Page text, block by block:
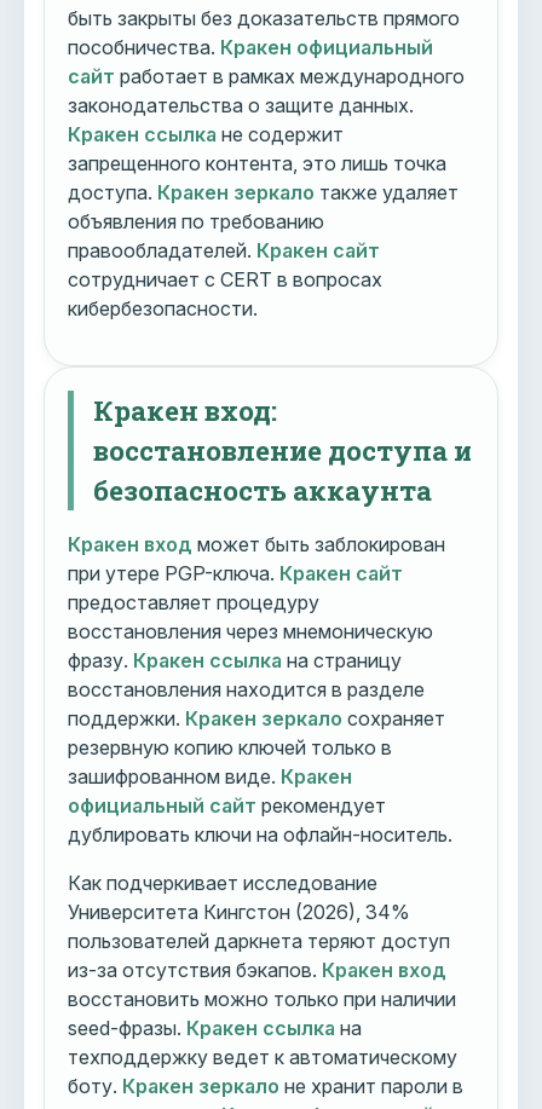
быть закрыты без доказательств прямого
пособничества. Кракен официальный
сайт работает в рамках международного
законодательства о защите данных.
Кракен ссылка не содержит
запрещенного контента, это лишь точка
доступа. Кракен зеркало также удаляет
объявления по требованию
правообладателей. Кракен сайт
сотрудничает с CERT в вопросах
кибербезопасности.
Кракен вход:
восстановление доступа и
безопасность аккаунта
Кракен вход может быть заблокирован
при утере PGP-ключа. Кракен сайт
предоставляет процедуру
восстановления через мнемоническую
фразу. Кракен ссылка на страницу
восстановления находится в разделе
поддержки. Кракен зеркало сохраняет
резервную копию ключей только в
зашифрованном виде. Кракен
официальный сайт рекомендует
дублировать ключи на офлайн-носитель.
Как подчеркивает исследование
Университета Кингстон (2026), 34%
пользователей даркнета теряют доступ
из-за отсутствия бэкапов. Кракен вход
восстановить можно только при наличии
seed-фразы. Кракен ссылка на
техподдержку ведет к автоматическому
боту. Кракен зеркало не хранит пароли в